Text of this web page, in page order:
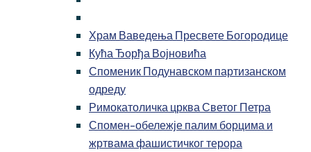
Храм Ваведења Пресвете Богородице
Кућа Ђорђа Војновића
Споменик Подунавском партизанском
одреду
Римокатоличка црква Светог Петра
Спомен-обележје палим борцима и
жртвама фашистичког терора